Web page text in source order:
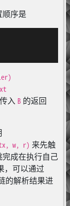
序是
入 B的返回
w, r) 来先触
成在执行自己
，可以通过
的解析结果进